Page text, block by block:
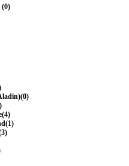
(0)